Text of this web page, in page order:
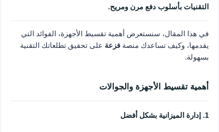
التقنيات بأسلوب دفع مرن ومريح.
في هذا المقال، سنستعرض أهمية تقسيط الأجهزة، الفوائد التي
يقدمها، وكيف تساعدك منصة فزعة على تحقيق تطلعاتك التقنية
بسهولة.
أهمية تقسيط الأجهزة والجوالات
1. إدارة الميزانية بشكل أفضل